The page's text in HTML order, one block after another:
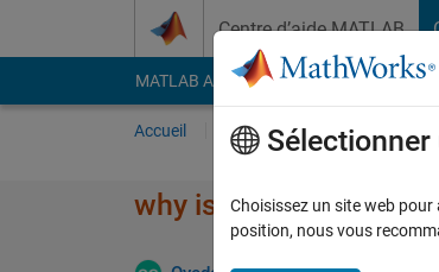
Centre d’aide MATLAB
MATLAB Answers File Exchange
Accueil Poser une question
why is this code not
Choisissez un site web
position, nous vous